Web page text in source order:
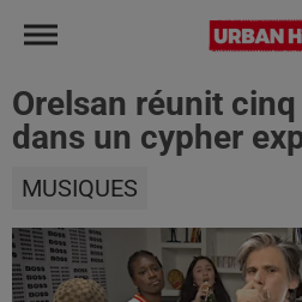
Orelsan réunit
dans un cypher
MUSIQUES